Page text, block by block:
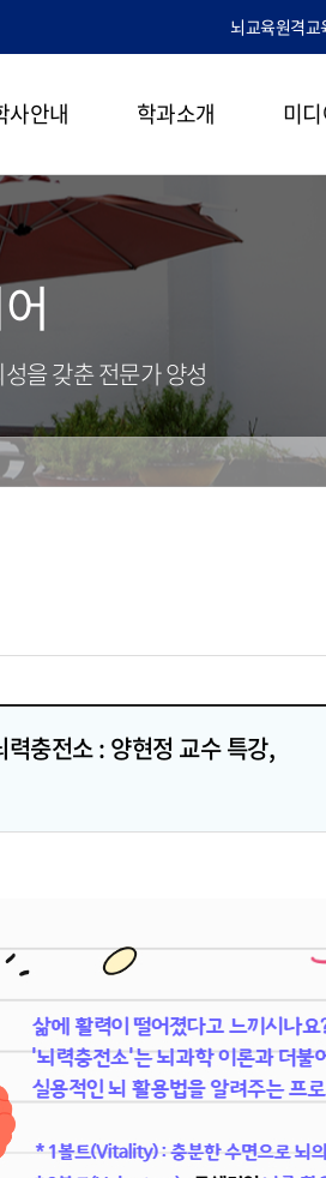
뇌교육원격교
사안내 학과소개 미
을 갖춘 전문가 양성
충전소 : 양현정 교수 특강,